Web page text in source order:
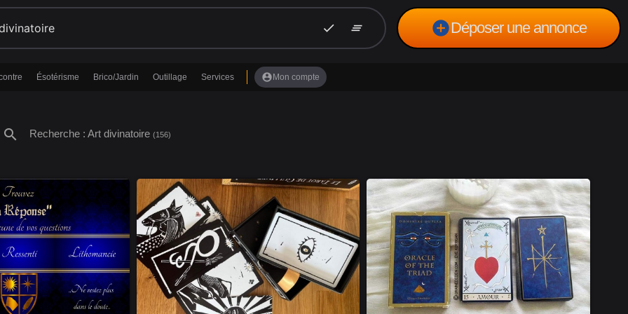
check clear_all add_circleDéposer une annonce
Ésotérisme Brico/Jardin Outillage Services account_circle Mon compte
search Recherche : Art divinatoire (156)